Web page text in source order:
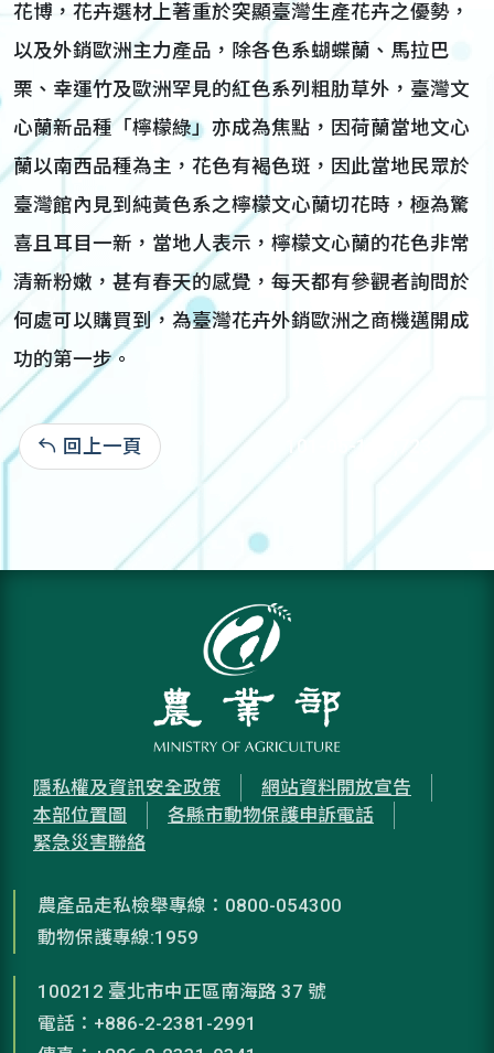
花博，花卉選材上著重於突顯臺灣生產花卉之優勢，
以及外銷歐洲主力產品，除各色系蝴蝶蘭、馬拉巴
栗、幸運竹及歐洲罕見的紅色系列粗肋草外，臺灣文
心蘭新品種「檸檬綠」亦成為焦點，因荷蘭當地文心
蘭以南西品種為主，花色有褐色斑，因此當地民眾於
臺灣館內見到純黃色系之檸檬文心蘭切花時，極為驚
喜且耳目一新，當地人表示，檸檬文心蘭的花色非常
清新粉嫩，甚有春天的感覺，每天都有參觀者詢問於
何處可以購買到，為臺灣花卉外銷歐洲之商機邁開成
功的第一步。
回上一頁 101-05-14:5,723
隱私權及資訊安全政策
網站資料開放宣告
本部位置圖
各縣市動物保護申訴電話
緊急災害聯絡
農產品走私檢舉專線：0800-054300
動物保護專線:1959
100212 臺北市中正區南海路 37 號
電話：+886-2-2381-2991